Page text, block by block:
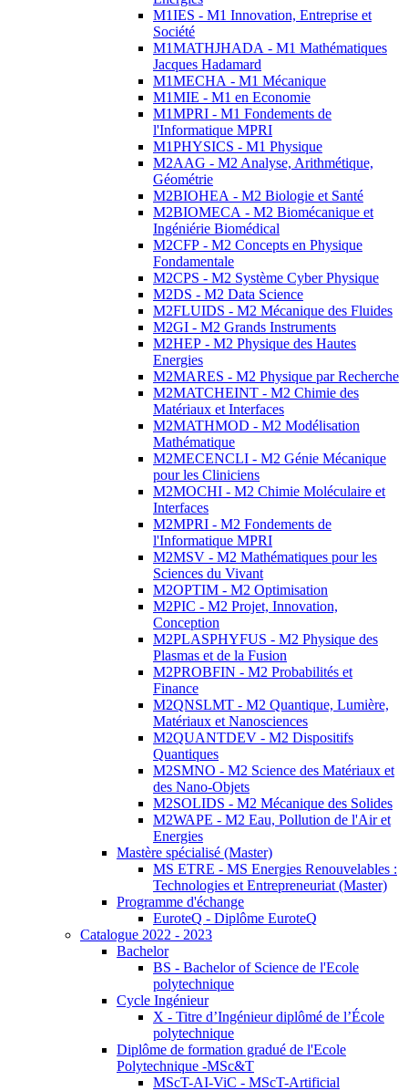
M1IES - M1 Innovation, Entreprise et
Société
M1MATHJHADA - M1 Mathématiques
Jacques Hadamard
M1MECHA - M1 Mécanique
M1MIE - M1 en Economie
M1MPRI - M1 Fondements de
l'Informatique MPRI
M1PHYSICS - M1 Physique
M2AAG - M2 Analyse, Arithmétique,
Géométrie
M2BIOHEA - M2 Biologie et Santé
M2BIOMECA - M2 Biomécanique et
Ingéniérie Biomédical
M2CFP - M2 Concepts en Physique
Fondamentale
M2CPS - M2 Système Cyber Physique
M2DS - M2 Data Science
M2FLUIDS - M2 Mécanique des Fluides
M2GI - M2 Grands Instruments
M2HEP - M2 Physique des Hautes
Energies
M2MARES - M2 Physique par Recherche
M2MATCHEINT - M2 Chimie des
Matériaux et Interfaces
M2MATHMOD - M2 Modélisation
Mathématique
M2MECENCLI - M2 Génie Mécanique
pour les Cliniciens
M2MOCHI - M2 Chimie Moléculaire et
Interfaces
M2MPRI - M2 Fondements de
l'Informatique MPRI
M2MSV - M2 Mathématiques pour les
Sciences du Vivant
M2OPTIM - M2 Optimisation
M2PIC - M2 Projet, Innovation,
Conception
M2PLASPHYFUS - M2 Physique des
Plasmas et de la Fusion
M2PROBFIN - M2 Probabilités et
Finance
M2QNSLMT - M2 Quantique, Lumière,
Matériaux et Nanosciences
M2QUANTDEV - M2 Dispositifs
Quantiques
M2SMNO - M2 Science des Matériaux et
des Nano-Objets
M2SOLIDS - M2 Mécanique des Solides
M2WAPE - M2 Eau, Pollution de l'Air et
Energies
Mastère spécialisé (Master)
MS ETRE - MS Energies Renouvelables :
Technologies et Entrepreneuriat (Master)
Programme d'échange
EuroteQ - Diplôme EuroteQ
Catalogue 2022 - 2023
Bachelor
BS - Bachelor of Science de l'Ecole
polytechnique
Cycle Ingénieur
X - Titre d’Ingénieur diplômé de l’École
polytechnique
Diplôme de formation gradué de l'Ecole
Polytechnique -MSc&T
MScT-AI-ViC - MScT-Artificial